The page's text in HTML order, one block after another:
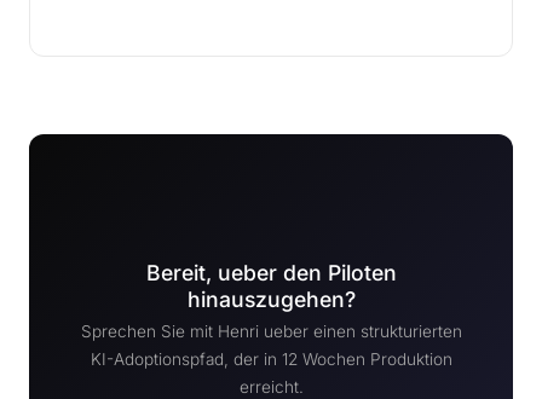
Bereit, ueber den Piloten
hinauszugehen?
Sprechen Sie mit Henri ueber einen strukturierten
KI-Adoptionspfad, der in 12 Wochen Produktion
erreicht.